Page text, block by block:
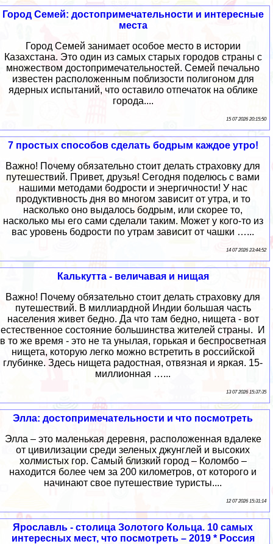
Город Семей: достопримечательности и интересные
места
Город Семей занимает особое место в истории
Казахстана. Это один из самых старых городов страны с
множеством достопримечательностей. Семей печально
известен расположенным поблизости полигоном для
ядерных испытаний, что оставило отпечаток на облике
города....
15 07 2026 20:15:50
7 простых способов сделать бодрым каждое утро!
Важно! Почему обязательно стоит делать страховку для
путешествий. Привет, друзья! Сегодня поделюсь с вами
нашими методами бодрости и энергичности! У нас
продуктивность дня во многом зависит от утра, и то
насколько оно выдалось бодрым, или скорее то,
насколько мы его сами сделали таким. Может у кого-то из
вас уровень бодрости по утрам зависит от чашки …...
14 07 2026 23:44:52
Калькутта - величавая и нищая
Важно! Почему обязательно стоит делать страховку для
путешествий. В миллиардной Индии большая часть
населения живет бедно. Да что там бедно, нищета - вот
естественное состояние большинства жителей страны. И
в то же время - это не та унылая, горькая и беспросветная
нищета, которую легко можно встретить в российской
глубинке. Здесь нищета радостная, отвязная и яркая. 15-
миллионная …...
13 07 2026 15:37:35
Элла: достопримечательности и что посмотреть
Элла – это маленькая деревня, расположенная вдалеке
от цивилизации среди зеленых джунглей и высоких
холмистых гор. Самый близкий город – Коломбо –
находится более чем за 200 километров, от которого и
начинают свое путешествие туристы....
12 07 2026 15:31:14
Ярославль - столица Золотого Кольца. 10 самых
интересных мест, что посмотреть – 2019 * Россия